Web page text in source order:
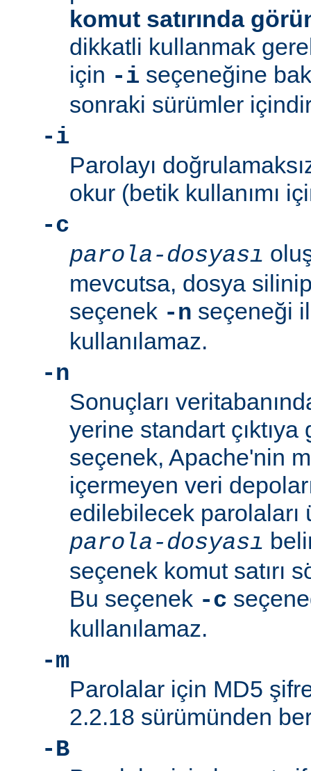
komut satırında
dikkatli kullanmak
için -i seçeneğine
sonraki sürümler
-i
Parolayı
okur (betik kullanımı
-c
parola-dosyası
mevcutsa, dosya
seçenek -n seçeneği
kullanılamaz.
-n
Sonuçları
yerine standart çıktıya
seçenek, Apache'nin
içermeyen veri
edilebilecek parolaları
parola-dosyası
seçenek komut satırı
Bu seçenek -c
kullanılamaz.
-m
Parolalar için MD5
2.2.18 sürümünden
-B